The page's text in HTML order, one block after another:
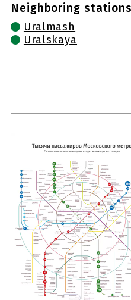
Neighboring
Uralmash
Uralskaya